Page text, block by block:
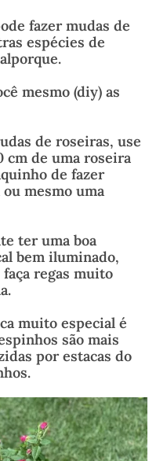
fazer mudas de
espécies de
mesmo (diy) as
de roseiras, use
cm de uma roseira
de fazer
mesmo uma
ter uma boa
bem iluminado,
regas muito
muito especial é
são mais
por estacas do